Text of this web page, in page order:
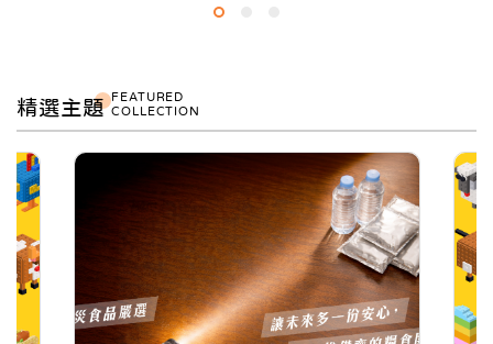
精選主題FEATURED
COLLECTION